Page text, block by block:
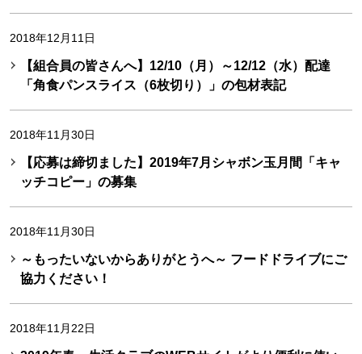
2018年12月11日
【組合員の皆さんへ】12/10（月）～12/12（水）配達
「角食パンスライス（6枚切り）」の包材表記
2018年11月30日
【応募は締切ました】2019年7月シャボン玉月間「キャ
ッチコピー」の募集
2018年11月30日
～もったいないからありがとうへ～ フードドライブにご
協力ください！
2018年11月22日